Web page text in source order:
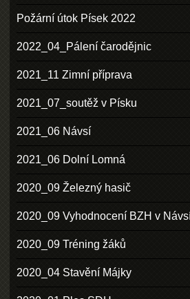
Požární útok Písek 2022
2022_04_Pálení čarodějnic
2021_11 Zimní příprava
2021_07_soutěž v Písku
2021_06 Návsí
2021_06 Dolní Lomná
2020_09 Železný hasič
2020_09 Vyhodnocení BZH v
2020_09 Tréning žáků
2020_04 Stavění Májky